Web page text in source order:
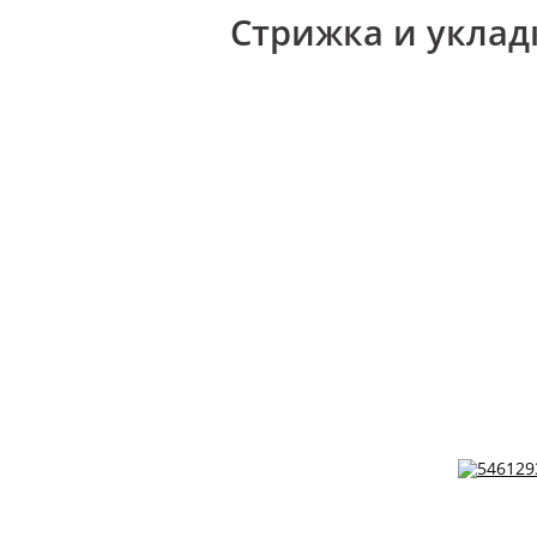
Стрижка и